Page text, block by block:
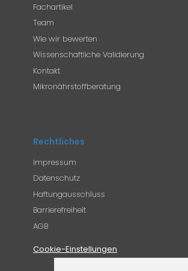
Fachartikel
Team
Wie wir bewerten
Wissenschaftliche Validierung
Kontakt
Mikronährstoffberatung
Rechtliches
Impressum
Datenschutz
Haftungausschluss
Barrierefreiheit
AGB
Cookie-Einstellungen